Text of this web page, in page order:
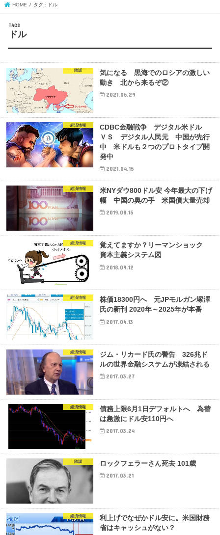
HOME タグ : ドル
ドル
陰謀
気になる 黒海でのロシアの激しい
動き 北から来るぞ②
2021.06.29
経済情報
CDBC金融戦争 デジタル米ドル
ＶＳ デジタル人民元 中国が先行
中 米ドルも２つのプロトタイプ開
発中
2021.04.15
経済情報
米NYダウ800ドル安 今年最大の下げ
幅 中国の奥の手 米国債大量売却
2019.08.15
経済情報
覚えてますか？リーマンショック
資本主義システム図
2018.09.12
経済情報
株価18300円へ 元JPモルガン塚澤
氏の新刊 2020年～2025年が本番
2017.04.13
経済情報
ジム・リカード氏の警告 326兆ド
ルの世界金融システムが凍結される
2017.03.27
経済情報
債務上限6月1日デフォルトへ 為替
は急激にドル安110円へ
2017.03.24
陰謀 ロックフェラーさん死去 101歳
2017.03.21
経済情報
利上げでなぜかドル安に。米国財務
省はキャッシュがない？